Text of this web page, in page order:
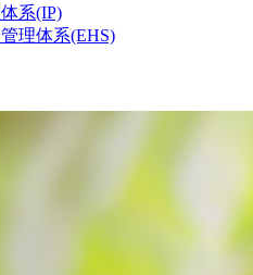
系(IP)
理体系(EHS)